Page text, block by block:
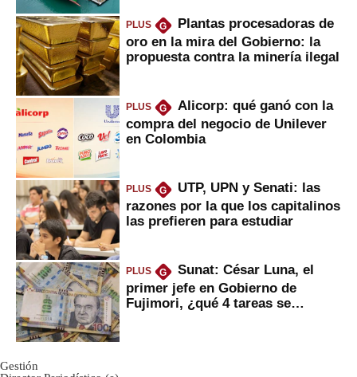
PLUS G
Plantas procesadoras de
oro en la mira del Gobierno: la
propuesta contra la minería ilegal
PLUS G
Alicorp: qué ganó con la
compra del negocio de Unilever
en Colombia
PLUS G
UTP, UPN y Senati: las
razones por la que los capitalinos
las prefieren para estudiar
PLUS G
Sunat: César Luna, el
primer jefe en Gobierno de
Fujimori, ¿qué 4 tareas se
Gestión